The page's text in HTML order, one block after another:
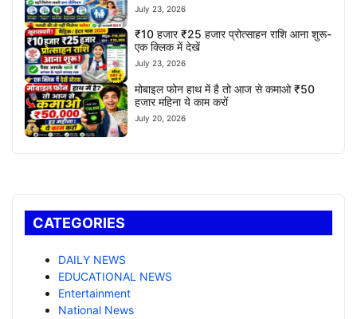
July 23, 2026
₹10 हजार ₹25 हजार प्रोत्साहन राशि आना शुरू-
एक क्लिक में देखें
July 23, 2026
मोबाइल फोन हाथ में है तो आज से कमाओ ₹50
हजार महिना ये काम करों
July 20, 2026
CATEGORIES
DAILY NEWS
EDUCATIONAL NEWS
Entertainment
National News